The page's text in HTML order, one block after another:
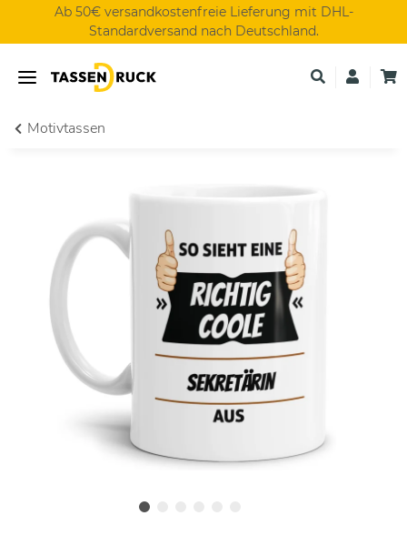
Ab 50€ versandkostenfreie Lieferung mit DHL-
Standardversand nach Deutschland.
Motivtassen